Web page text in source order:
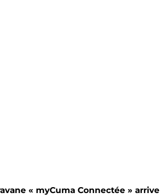
« myCuma Connectée » arrive